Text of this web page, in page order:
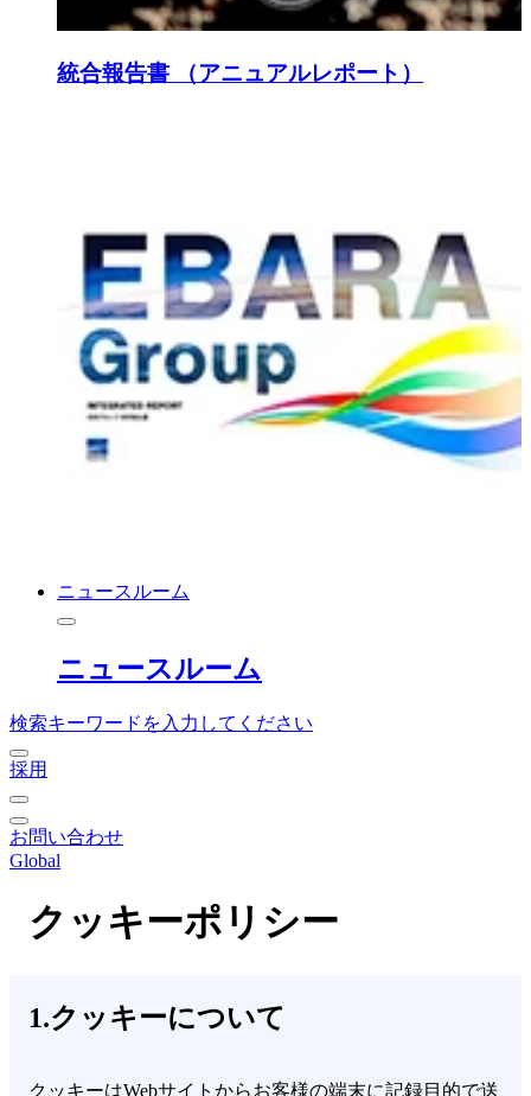
統合報告書 （アニュアルレポート）
ニュースルーム
ニュースルーム
検索キーワードを入力してください
採用
お問い合わせ
Global
クッキーポリシー
1.クッキーについて
クッキーはWebサイトからお客様の端末に記録目的で送